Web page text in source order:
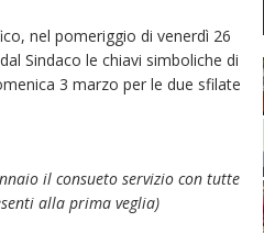
nel pomeriggio di venerdì 26
Sindaco le chiavi simboliche di
3 marzo per le due sfilate
il consueto servizio con tutte
alla prima veglia)